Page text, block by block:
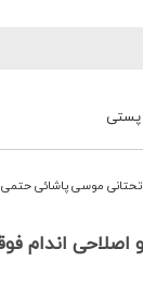
پستی
تحتانی موسی پاشائی حتمی
اندام